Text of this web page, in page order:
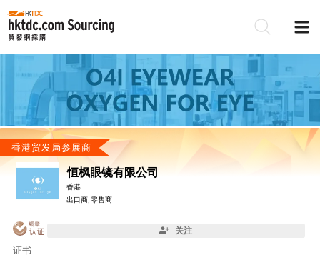
香港贸发局参展商
恒枫眼镜有限公司
香港
出口商, 零售商
关注
证书